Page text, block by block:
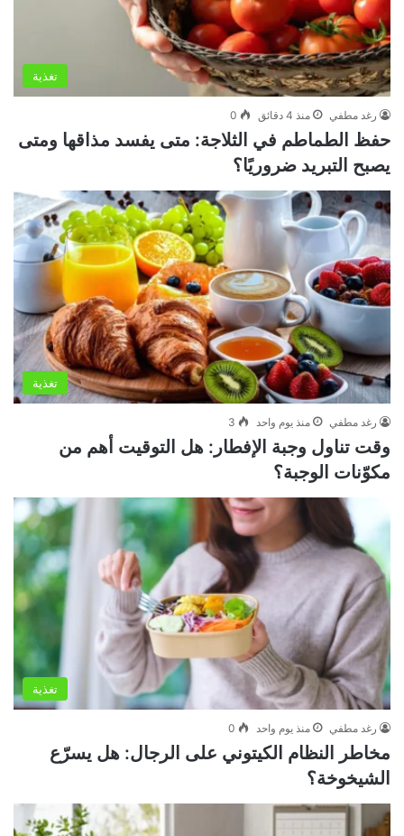
تغذية
رغد مطفي منذ 4 دقائق 0
حفظ الطماطم في الثلاجة: متى يفسد مذاقها ومتى
يصبح التبريد ضروريًا؟
تغذية
رغد مطفي منذ يوم واحد 3
وقت تناول وجبة الإفطار: هل التوقيت أهم من
مكوّنات الوجبة؟
تغذية
رغد مطفي منذ يوم واحد 0
مخاطر النظام الكيتوني على الرجال: هل يسرّع
الشيخوخة؟